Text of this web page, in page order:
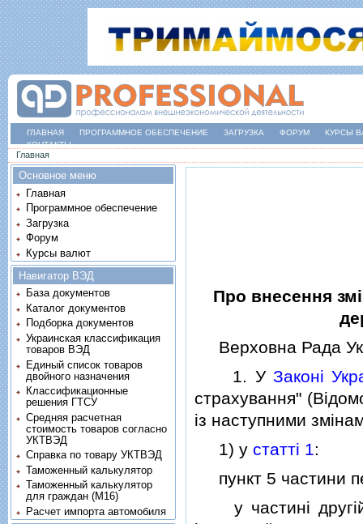
ГЛАВНАЯ ПРОГРАММНОЕ ОБЕСПЕЧЕНИЕ ЗАГРУЗКА ФОРУМ
КУРСЫ
КОНТАКТЫ
Вы здесь
Главная
Про внесення
Верховна Рада
1. У Законi
страхування"
iз наступними
1) у статтi 1:
пункт 5 частини
у частинi другiй
Основное меню
Главная
Программное обеспечение
Загрузка
Форум
Курсы валют
Навигатор ВЭД
База документов
Каталог документов
Подборка документов
Украинская классификация
товаров ВЭД
Единый список товаров
двойного назначения
Классификационные
решения ГТСУ
Средняя расчетная
стоимость товаров согласно
УКТВЭД
Справка по товару УКТВЭД
Таможенный калькулятор
Таможенный калькулятор
для граждан (M16)
Расчет импорта автомобиля